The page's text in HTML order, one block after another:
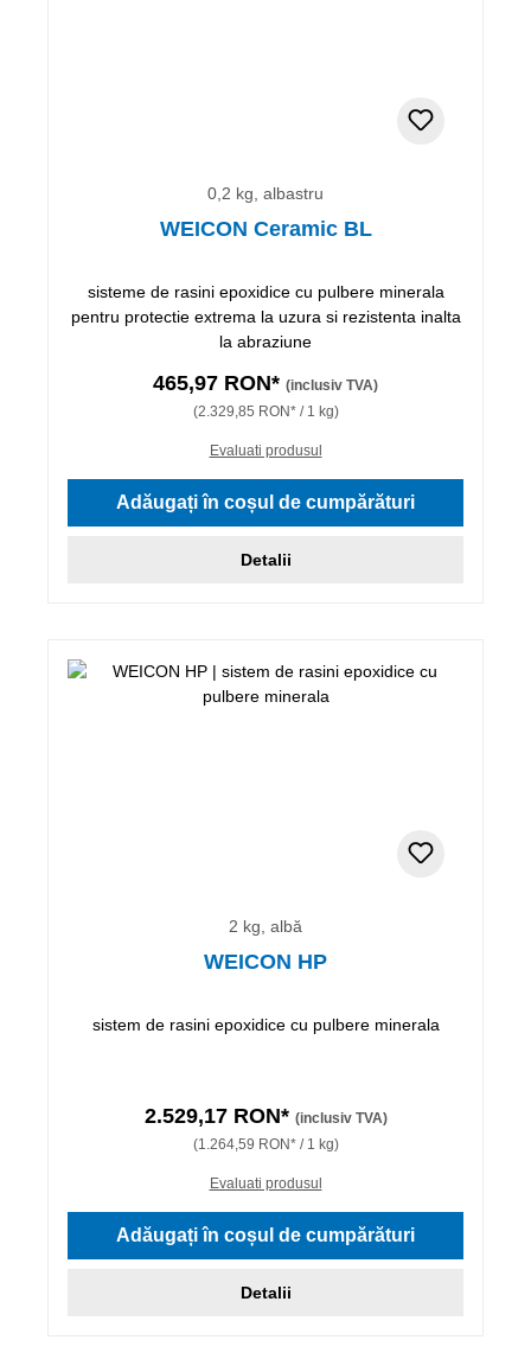
0,2 kg, albastru
WEICON Ceramic BL
sisteme de rasini epoxidice cu pulbere minerala
pentru protectie extrema la uzura si rezistenta inalta
la abraziune
465,97 RON* (inclusiv TVA)
(2.329,85 RON* / 1 kg)
Evaluati produsul
Adăugați în coșul de cumpărături
Detalii
2 kg, albă
WEICON HP
sistem de rasini epoxidice cu pulbere minerala
2.529,17 RON* (inclusiv TVA)
(1.264,59 RON* / 1 kg)
Evaluati produsul
Adăugați în coșul de cumpărături
Detalii